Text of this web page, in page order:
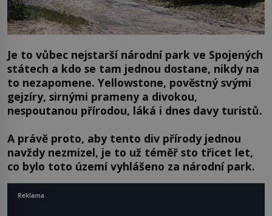
Je to vůbec nejstarší národní park ve Spojených
státech a kdo se tam jednou dostane, nikdy na
to nezapomene. Yellowstone, pověstný svými
gejzíry, sirnými prameny a divokou,
nespoutanou přírodou, láká i dnes davy turistů.
A právě proto, aby tento div přírody jednou
navždy nezmizel, je to už téměř sto třicet let,
co bylo toto území vyhlášeno za národní park.
Reklama